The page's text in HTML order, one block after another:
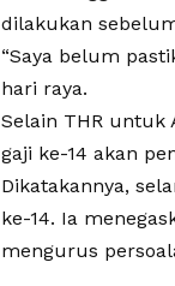
dilakukan
“Saya belum
hari raya.
Selain THR untuk
gaji ke-14 akan
Dikatakannya,
ke-14. Ia
mengurus